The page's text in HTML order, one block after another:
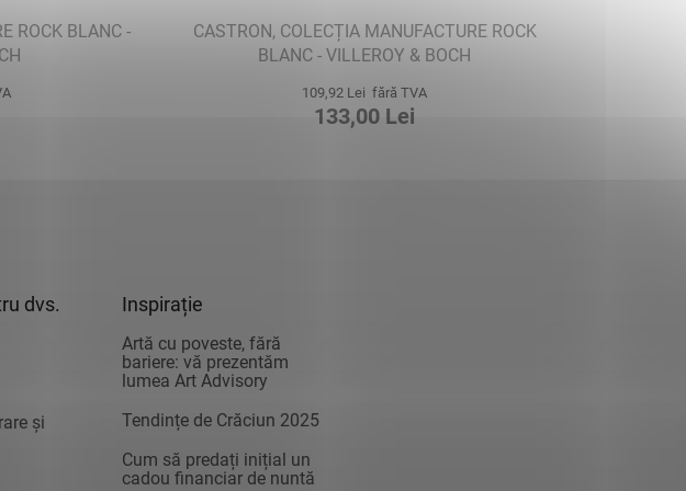
ROCK BLANC -
CASTRON, COLECȚIA MANUFACTURE ROCK
BLANC - VILLEROY & BOCH
109,92 Lei fără TVA
133,00 Lei
dvs.
și
Inspirație
Artă cu poveste, fără
bariere: vă prezentăm
lumea Art Advisory
Tendințe de Crăciun 2025
Cum să predați inițial un
cadou financiar de nuntă